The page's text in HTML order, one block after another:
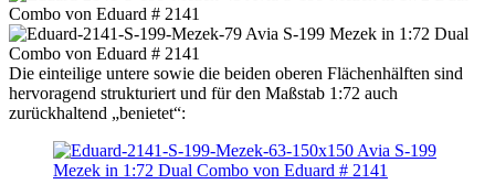
Die einteilige untere sowie die beiden oberen Flächenhälften sind
hervoragend strukturiert und für den Maßstab 1:72 auch
zurückhaltend „benietet“: